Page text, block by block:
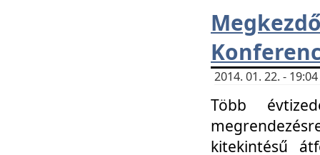
2014. 01. 22. -
Több
kitekintésű